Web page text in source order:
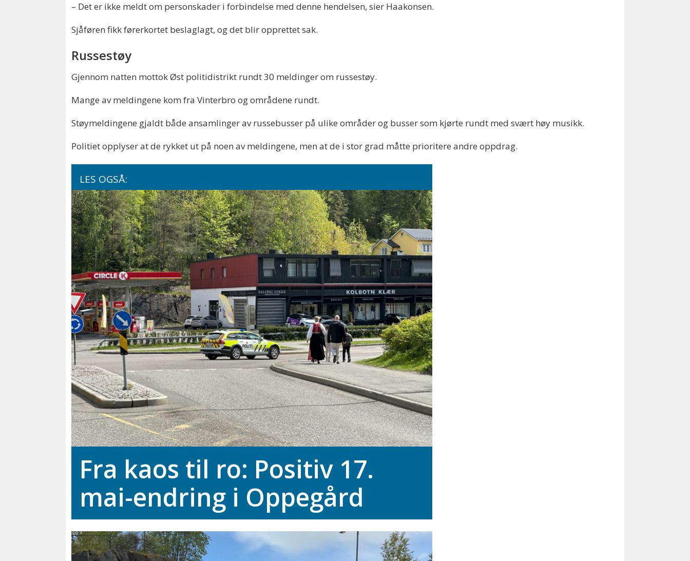
– Det er ikke meldt om personskader i forbindelse med denne hendelsen, sier Haakonsen.
Sjåføren fikk førerkortet beslaglagt, og det blir opprettet sak.
Russestøy
Gjennom natten mottok Øst politidistrikt rundt 30 meldinger om russestøy.
Mange av meldingene kom fra Vinterbro og områdene rundt.
Støymeldingene gjaldt både ansamlinger av russebusser på ulike områder og busser som kjørte rundt med svært høy musikk.
Politiet opplyser at de rykket ut på noen av meldingene, men at de i stor grad måtte prioritere andre oppdrag.
LES OGSÅ:
Fra kaos til ro: Positiv 17.
mai-endring i Oppegård